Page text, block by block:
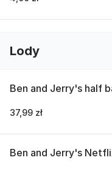
Lody
Ben and Jerry's half
37,99 zł
Ben and Jerry's